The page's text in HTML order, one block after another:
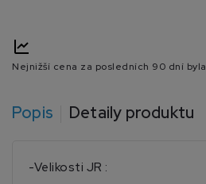
Nejnižší cena za posledních 90 dní byla
Popis Detaily produktu
-Velikosti JR :